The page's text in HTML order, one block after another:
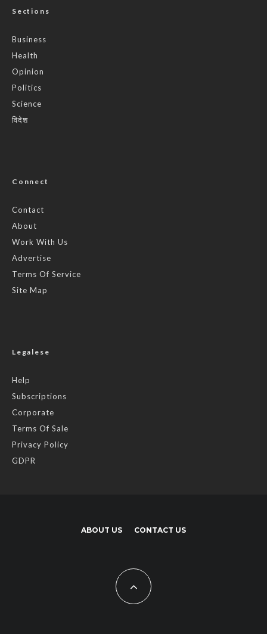
Sections
Business
Health
Opinion
Politics
Science
विदेश
Connect
Contact
About
Work With Us
Advertise
Terms Of Service
Site Map
Legalese
Help
Subscriptions
Corporate
Terms Of Sale
Privacy Policy
GDPR
ABOUT US CONTACT US